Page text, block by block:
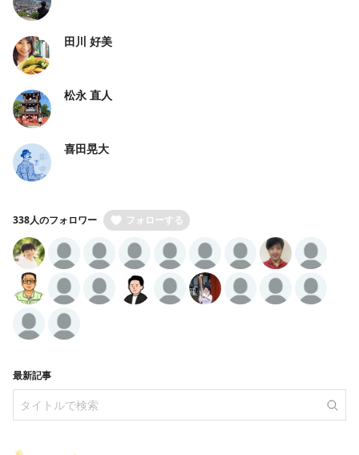
田川 好美
松永 直人
喜田晃大
338人のフォロワー フォローする
最新記事